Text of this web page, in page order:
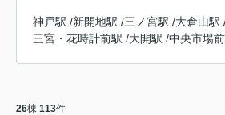
神戸駅 /新開地駅 /三ノ宮駅 /大倉山駅
三宮・花時計前駅 /大開駅 /中央市場
26棟 113件